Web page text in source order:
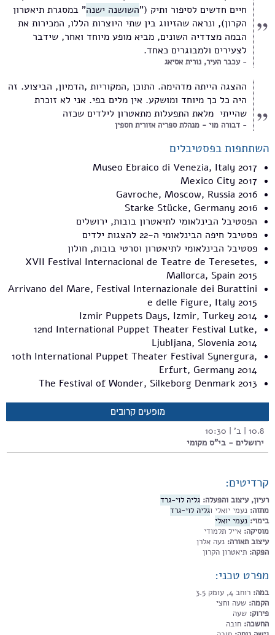
חיים חדשים לסיפור ותיק ("השושנה ישנה" במסגרת תיאטרון
הקרון), ונראה שהזיווג בין שתי היוצרות הללו, המכירות את
הבמה מצדדיה השונים, מביא מופע מיוחד ואחר, שידבר
לצעירים ולמבוגרים כאחד.
עכבר העיר, נורית אסיאג
ההצגה הייתה מדהימה. התוכן ,המקוריות ,הדמיון, הביצוע. זה
היה כל כך מיוחד ומושקע. אין מלים בפי. אני לא זוכרת
שהייתי מלאת התפעלות מתאטרון לילדים שכזה
דבורה מוי - מנהלת ספריה אזורית חספין
השתתפות בפסטיבלים
Museo Ebraico di Venezia, Italy 2017
Mexico City 2017
Gavroche, Moscow, Russia 2016
Starke Stücke, Germany 2016
הפסטיבל הבינלאומי לתיאטרון בובות, ירושלים
פסטיבל חיפה הבינלאומי ה-22 להצגות ילדים
פסטיבל הבינלאומי לתיאטרון וסרטי בובות, חולון
XVII Festival Internacional de Teatre de Teresetes,
Mallorca, Spain 2015
Arrivano del Mare, Festival Internazionale dei Burattini
e delle Figure, Italy 2015
Izmir Puppets Days, Izmir, Turkey 2014
12nd International Puppet Theater Festival Lutke,
Ljubljana, Slovenia 2014
10th International Puppet Theater Festival Synergura,
Erfurt, Germany 2014
The Festival of Wonder, Silkeborg Denmark 2013
מופעים קרובים
10.8 | ב' | 10:30
ירושלים - בי"ס מקומי
קרדיטים:
רעיון, עיצוב והפעלה: גליה לוי-גרד
מחזה: נעמי יואלי וגליה לוי-גרד
בימוי: נעמי יואלי
מוסיקה: אייל תלמודי
עיצוב תאורה: נעה אלרן
הפקה: תיאטרון הקרון
מפרט טכני:
במה: רוחב 4, עומק 3.5
הקמה: שעה וחצי
פירוק: שעה
החשכה: חובה